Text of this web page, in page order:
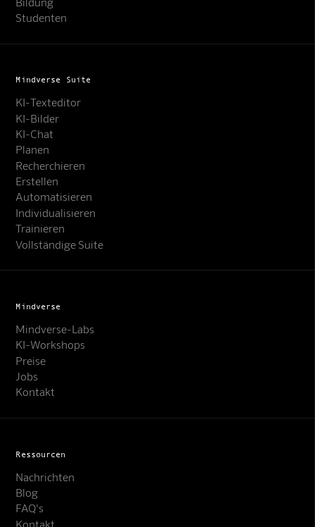
Studenten
Mindverse Suite
KI-Texteditor
KI-Bilder
KI-Chat
Planen
Recherchieren
Erstellen
Automatisieren
Individualisieren
Trainieren
Vollständige Suite
Mindverse
Mindverse-Labs
KI-Workshops
Preise
Jobs
Kontakt
Ressourcen
Nachrichten
Blog
FAQ's
Kontakt